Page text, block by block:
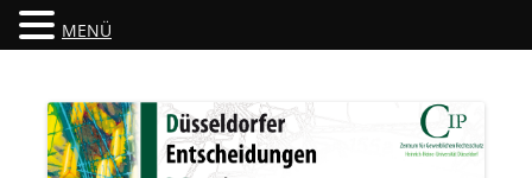
Düsseldorfer Entscheidungen
MENÜ